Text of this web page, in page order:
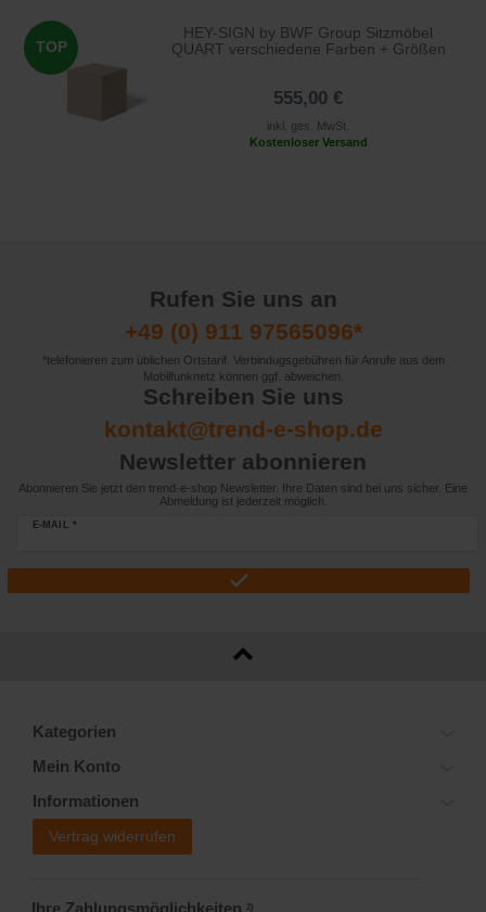
TOP
HEY-SIGN by BWF Group Sitzmöbel
QUART verschiedene Farben + Größen
555,00 €
inkl. ges. MwSt.
Kostenloser Versand
Rufen Sie uns an
+49 (0) 911 97565096*
*telefonieren zum üblichen Ortstarif. Verbindugsgebühren für Anrufe aus dem
Mobilfunknetz können ggf. abweichen.
Schreiben Sie uns
kontakt@trend-e-shop.de
Newsletter abonnieren
Abonnieren Sie jetzt den trend-e-shop Newsletter. Ihre Daten sind bei uns sicher. Eine
Abmeldung ist jederzeit möglich.
E-MAIL *
Kategorien
Mein Konto
Informationen
Vertrag widerrufen
Ihre Zahlungsmöglichkeiten 2)